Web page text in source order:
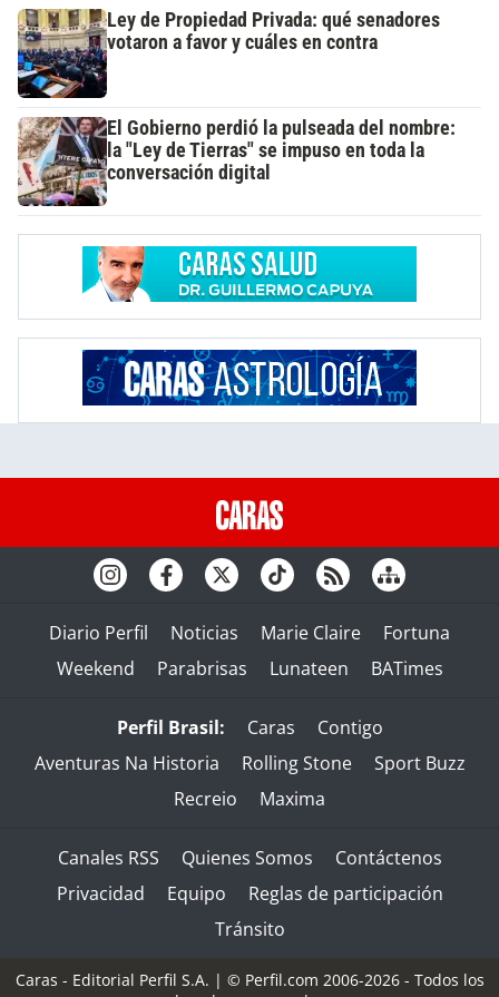
Ley de Propiedad Privada: qué senadores
votaron a favor y cuáles en contra
El Gobierno perdió la pulseada del nombre:
la "Ley de Tierras" se impuso en toda la
conversación digital
Diario Perfil Noticias Marie Claire
Fortuna
Weekend
Parabrisas Lunateen BATimes
Perfil Brasil: Caras
Contigo
Aventuras Na Historia
Rolling Stone
Sport Buzz
Recreio
Maxima
Canales RSS Quienes Somos
Contáctenos
Privacidad
Equipo
Reglas de participación
Tránsito
Caras - Editorial Perfil S.A. | © Perfil.com 2006-2026 - Todos los